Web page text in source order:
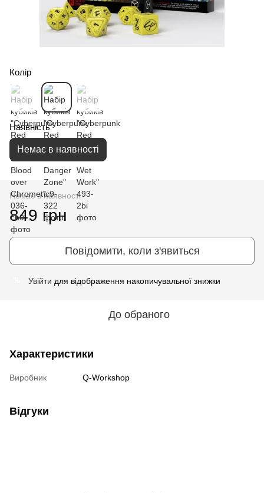
Колір
Наявність
Немає в наявності
Немає в наявності
849 грн
Повідомити, коли з'явиться
Увійти для відображення накопичувальної знижки
До обраного
Характеристики
Виробник Q-Workshop
Відгуки